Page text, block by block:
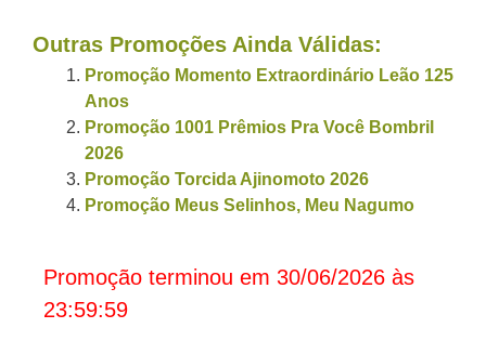
Outras Promoções Ainda Válidas:
Promoção Momento Extraordinário Leão 125
Anos
Promoção 1001 Prêmios Pra Você Bombril
2026
Promoção Torcida Ajinomoto 2026
Promoção Meus Selinhos, Meu Nagumo
Promoção terminou em 30/06/2026 às
23:59:59